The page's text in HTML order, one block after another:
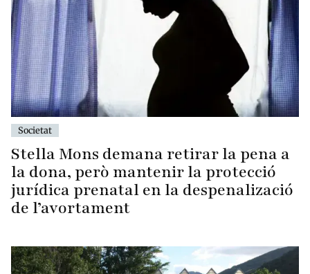
Societat
Stella Mons demana retirar la pena a
la dona, però mantenir la protecció
jurídica prenatal en la despenalizació
de l’avortament